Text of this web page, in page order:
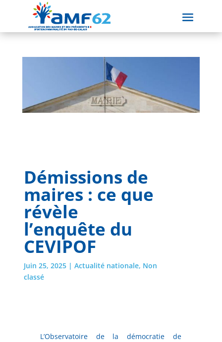
Démissions de
maires : ce que
révèle
l’enquête du
CEVIPOF
Juin 25, 2025| Actualité nationale, Non
classé
L’Observatoire de la démocratie de